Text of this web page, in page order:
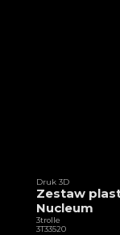
Druk 3D
Zestaw
Nucleum
3trolle
3T33520